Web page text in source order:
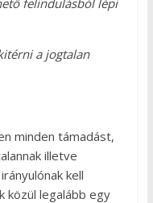
a jogtalan
minden támadást,
illetve
kell
közül legalább egy